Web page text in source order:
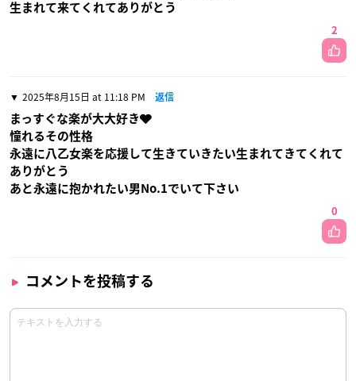
生まれて来てくれてありがとう
2
2025年8月15日 at 11:18 PM 返信
まっすぐな楽が大大好き🩶
憧れるその性格
永遠に八乙女楽を応援して生きていきたい生まれてきてくれて
ありがとう
あと永遠に抱かれたい男No.1でいて下さい
0
コメントを投稿する